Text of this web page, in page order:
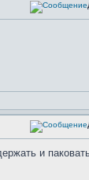
и